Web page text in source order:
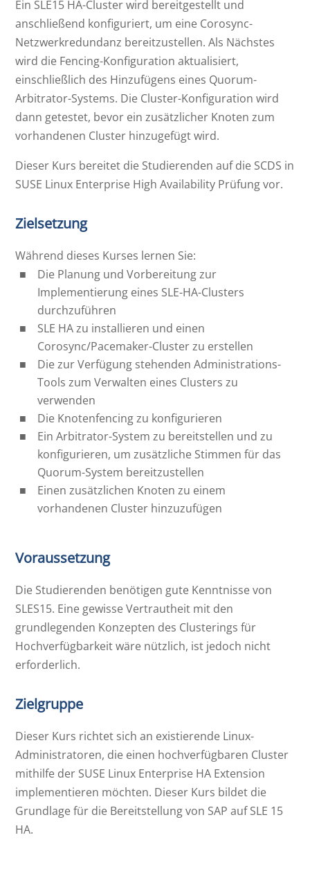
Ein SLE15 HA-Cluster wird bereitgestellt und
anschließend konfiguriert, um eine Corosync-
Netzwerkredundanz bereitzustellen. Als Nächstes
wird die Fencing-Konfiguration aktualisiert,
einschließlich des Hinzufügens eines Quorum-
Arbitrator-Systems. Die Cluster-Konfiguration wird
dann getestet, bevor ein zusätzlicher Knoten zum
vorhandenen Cluster hinzugefügt wird.
Dieser Kurs bereitet die Studierenden auf die SCDS in
SUSE Linux Enterprise High Availability Prüfung vor.
Zielsetzung
Während dieses Kurses lernen Sie:
Die Planung und Vorbereitung zur
Implementierung eines SLE-HA-Clusters
durchzuführen
SLE HA zu installieren und einen
Corosync/Pacemaker-Cluster zu erstellen
Die zur Verfügung stehenden Administrations-
Tools zum Verwalten eines Clusters zu
verwenden
Die Knotenfencing zu konfigurieren
Ein Arbitrator-System zu bereitstellen und zu
konfigurieren, um zusätzliche Stimmen für das
Quorum-System bereitzustellen
Einen zusätzlichen Knoten zu einem
vorhandenen Cluster hinzuzufügen
Voraussetzung
Die Studierenden benötigen gute Kenntnisse von
SLES15. Eine gewisse Vertrautheit mit den
grundlegenden Konzepten des Clusterings für
Hochverfügbarkeit wäre nützlich, ist jedoch nicht
erforderlich.
Zielgruppe
Dieser Kurs richtet sich an existierende Linux-
Administratoren, die einen hochverfügbaren Cluster
mithilfe der SUSE Linux Enterprise HA Extension
implementieren möchten. Dieser Kurs bildet die
Grundlage für die Bereitstellung von SAP auf SLE 15
HA.